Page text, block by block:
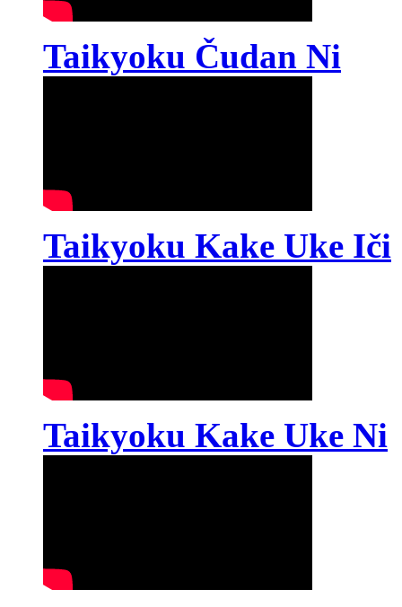
Taikyoku Čudan Ni
Taikyoku Kake Uke Iči
Taikyoku Kake Uke Ni